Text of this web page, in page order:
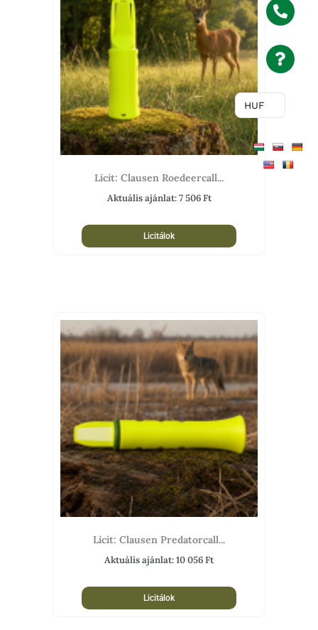
Licit: Clausen Roedeercall...
Aktuális ajánlat:7 506Ft
Licitálok
Licit: Clausen Predatorcall...
Aktuális ajánlat:10 056Ft
Licitálok
HUF